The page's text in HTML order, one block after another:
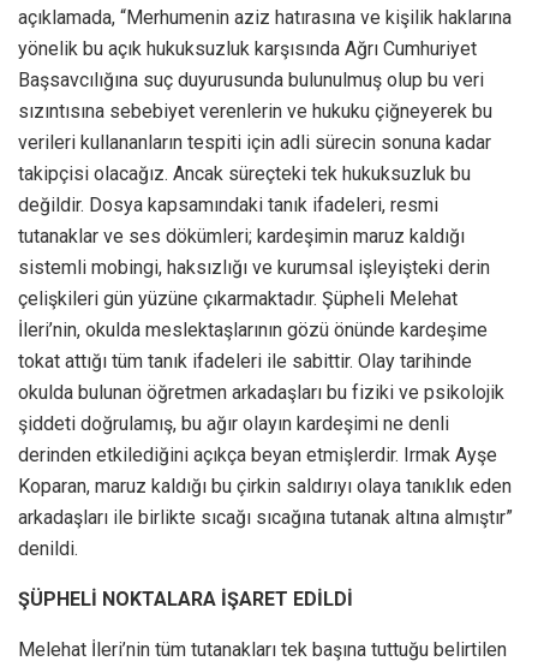
açıklamada, “Merhumenin aziz hatırasına ve kişilik haklarına
yönelik bu açık hukuksuzluk karşısında Ağrı Cumhuriyet
Başsavcılığına suç duyurusunda bulunulmuş olup bu veri
sızıntısına sebebiyet verenlerin ve hukuku çiğneyerek bu
verileri kullananların tespiti için adli sürecin sonuna kadar
takipçisi olacağız. Ancak süreçteki tek hukuksuzluk bu
değildir. Dosya kapsamındaki tanık ifadeleri, resmi
tutanaklar ve ses dökümleri; kardeşimin maruz kaldığı
sistemli mobingi, haksızlığı ve kurumsal işleyişteki derin
çelişkileri gün yüzüne çıkarmaktadır. Şüpheli Melehat
İleri’nin, okulda meslektaşlarının gözü önünde kardeşime
tokat attığı tüm tanık ifadeleri ile sabittir. Olay tarihinde
okulda bulunan öğretmen arkadaşları bu fiziki ve psikolojik
şiddeti doğrulamış, bu ağır olayın kardeşimi ne denli
derinden etkilediğini açıkça beyan etmişlerdir. Irmak Ayşe
Koparan, maruz kaldığı bu çirkin saldırıyı olaya tanıklık eden
arkadaşları ile birlikte sıcağı sıcağına tutanak altına almıştır”
denildi.
ŞÜPHELİ NOKTALARA İŞARET EDİLDİ
Melehat İleri’nin tüm tutanakları tek başına tuttuğu belirtilen